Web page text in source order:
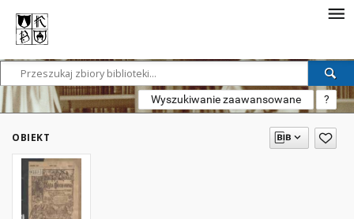
Wyszukiwanie zaawansowane ?
OBIEKT